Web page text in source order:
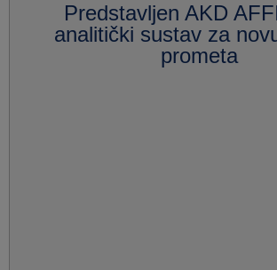
Predstavljen AKD
analitički sustav za
prometa